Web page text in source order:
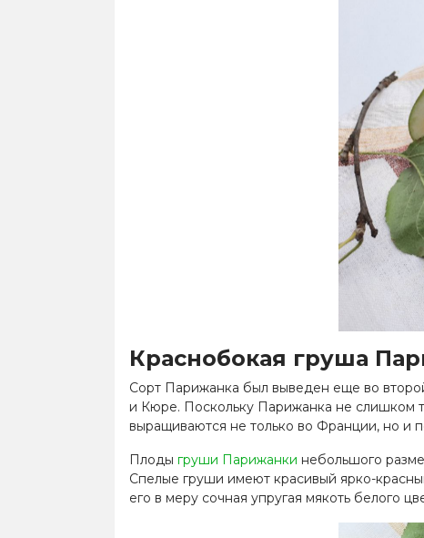
Краснобокая груша
Сорт Парижанка был выведен еще во
и Кюре. Поскольку Парижанка не слишком
выращиваются не только во Франции, но и
Плоды груши Парижанки небольшого
Спелые груши имеют красивый ярко-
его в меру сочная упругая мякоть белого